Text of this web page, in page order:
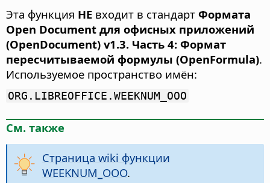
Эта функция НЕ входит в стандарт Формата
Open Document для офисных приложений
(OpenDocument) v1.3. Часть 4: Формат
пересчитываемой формулы (OpenFormula).
Используемое пространство имён:
ORG.LIBREOFFICE.WEEKNUM_OOO
См. также
Страница wiki функции
WEEKNUM_OOO.